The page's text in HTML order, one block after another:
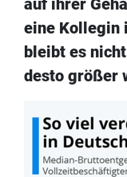
auf ihrer
eine Kollegin
bleibt es
desto größer